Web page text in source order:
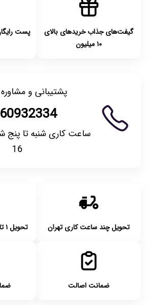
گیفت‌های جذاب خریدهای بالای
۱۰ میلیون
پست
پشتیبانی و
16
تحویل چند ساعت کاری تهران تحویل ۱ تا ۲ روز کاری شهرستان
ضمانت اصالت